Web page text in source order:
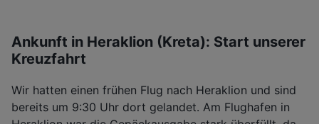
Ankunft in Heraklion (Kreta): Start unserer
Kreuzfahrt
Wir hatten einen frühen Flug nach Heraklion und sind
bereits um 9:30 Uhr dort gelandet. Am Flughafen in